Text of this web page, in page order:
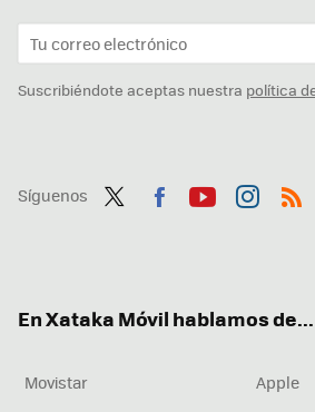
Suscribiéndote aceptas nuestra política
Síguenos
En Xataka Móvil hablamos de...
Movistar
Apple